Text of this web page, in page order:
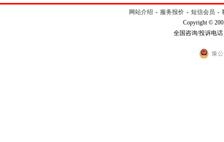
网站介绍 - 服务报价 - 短信会员 -
Copyright ©
全国咨询/投诉电话
豫